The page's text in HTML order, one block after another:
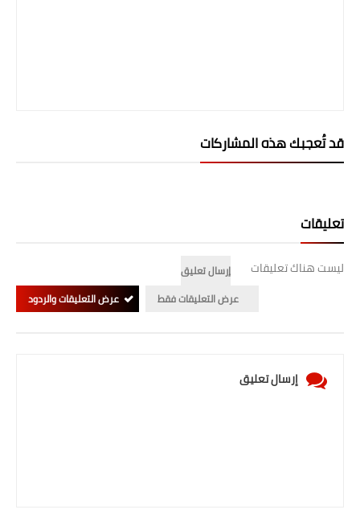
قد تُعجبك هذه المشاركات
تعليقات
ليست هناك تعليقات
إرسال تعليق
عرض التعليقات فقط
عرض التعليقات والردود
إرسال تعليق